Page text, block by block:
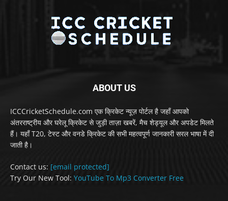
ABOUT US
ICCCricketSchedule.com एक क्रिकेट न्यूज़ पोर्टल है जहाँ आपको
अंतरराष्ट्रीय और घरेलू क्रिकेट से जुड़ी ताज़ा खबरें, मैच शेड्यूल और अपडेट मिलते
हैं। यहाँ T20, टेस्ट और वनडे क्रिकेट की सभी महत्वपूर्ण जानकारी सरल भाषा में दी
जाती है।
Contact us: [email protected]
Try Our New Tool: YouTube To Mp3 Converter Free